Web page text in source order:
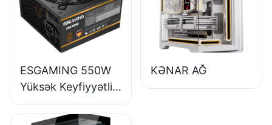
Təchizatı ESB650W
ESGAMING 550W
Yüksək Keyfiyyətli
85% Səmərəlilik
80+ Bürünc
KƏNAR AĞ